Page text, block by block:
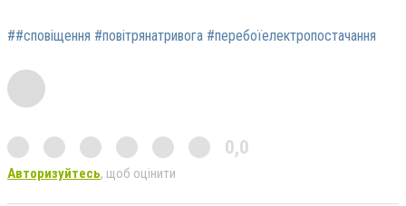
##сповіщення #повітрянатривога #перебоїелектропостачання
0,0
Авторизуйтесь, щоб оцінити